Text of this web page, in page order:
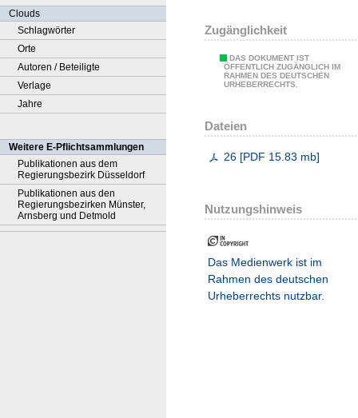
Clouds
Schlagwörter
Orte
Autoren / Beteiligte
Verlage
Jahre
Weitere E-Pflichtsammlungen
Publikationen aus dem
Regierungsbezirk Düsseldorf
Publikationen aus den
Regierungsbezirken Münster,
Arnsberg und Detmold
Zugänglichkeit
DAS DOKUMENT IST
ÖFFENTLICH ZUGÄNGLICH IM
RAHMEN DES DEUTSCHEN
URHEBERRECHTS.
Dateien
26 [PDF 15.83 mb]
Nutzungshinweis
Das Medienwerk ist im
Rahmen des deutschen
Urheberrechts nutzbar.